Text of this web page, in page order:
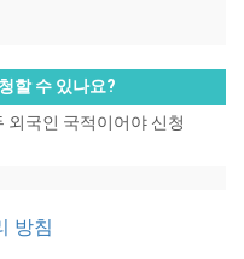
할 수 있나요?
외국인 국적이어야 신청
방침